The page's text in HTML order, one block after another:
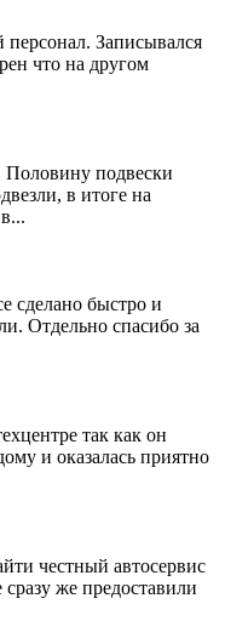
Записывался
что на другом
подвески
в итоге на
сделано быстро и
Отдельно спасибо за
так как он
и оказалась приятно
честный автосервис
сразу же предоставили